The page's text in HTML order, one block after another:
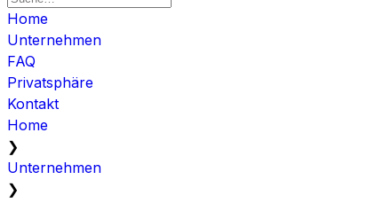
Home
Unternehmen
FAQ
Privatsphäre
Kontakt
Home
❯
Unternehmen
❯